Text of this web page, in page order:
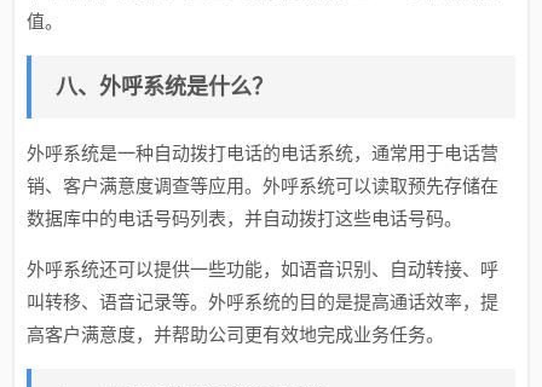
值。
八、外呼系统是什么？
外呼系统是一种自动拨打电话的电话系统，通常用于电话营
销、客户满意度调查等应用。外呼系统可以读取预先存储在
数据库中的电话号码列表，并自动拨打这些电话号码。
外呼系统还可以提供一些功能，如语音识别、自动转接、呼
叫转移、语音记录等。外呼系统的目的是提高通话效率，提
高客户满意度，并帮助公司更有效地完成业务任务。